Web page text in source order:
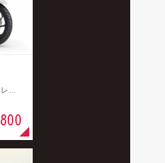
ホンダ / 110cc / パールスノーフレークホワイト